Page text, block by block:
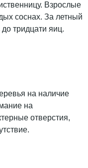
Взрослые
соснах. За летный
тридцати яиц.
на наличие
на
отверстия,